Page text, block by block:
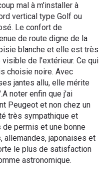
mal à m'installer à
vertical type Golf ou
Le confort de
de route digne de la
blanche et elle est très
de l'extérieur. Ce qui
choisie noire. Avec
jantes allu, elle mérite
noter enfin que j'ai
Peugeot et non chez un
très sympathique et
permis et une bonne
allemandes, japonaises et
le plus de satisfaction
astronomique.